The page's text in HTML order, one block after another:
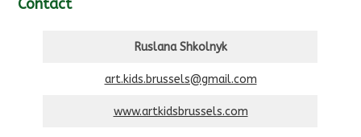
Contact
Ruslana Shkolnyk
art.kids.brussels@gmail.com
www.artkidsbrussels.com